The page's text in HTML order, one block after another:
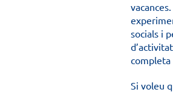
socials i
completa
Si voleu